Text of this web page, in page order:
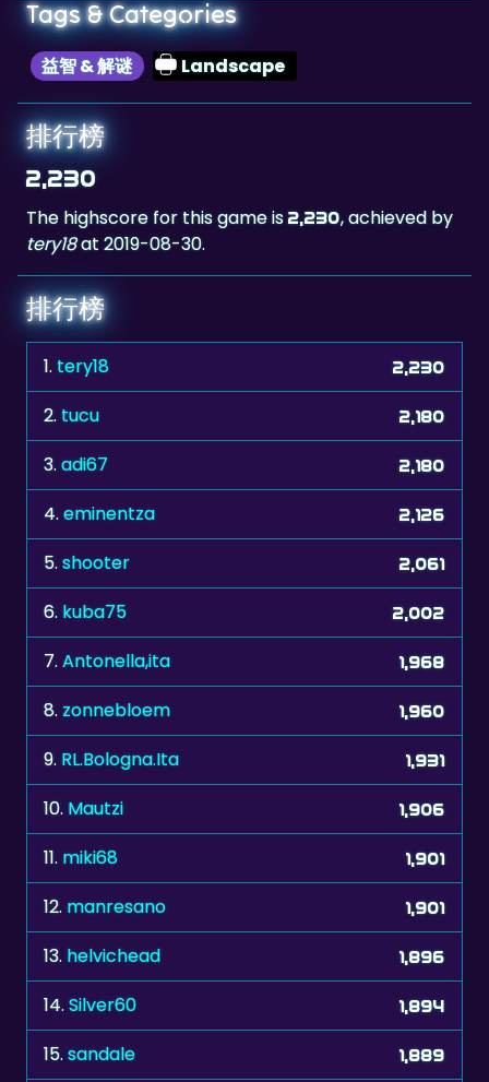
Tags & Categories
益智 & 解谜 Landscape
排行榜
2,230
The highscore for this game is2,230, achieved by
tery18at 2019-08-30.
排行榜
1.tery18 2,230
2.tucu 2,180
3.adi67 2,180
4.eminentza 2,126
5.shooter 2,061
6. kuba75 2,002
7.Antonella,ita 1,968
8.zonnebloem 1,960
9. RL.Bologna.Ita 1,931
10. Mautzi 1,906
11. miki68 1,901
12. manresano 1,901
13. helvichead 1,896
14.Silver60 1,894
15.sandale 1,889